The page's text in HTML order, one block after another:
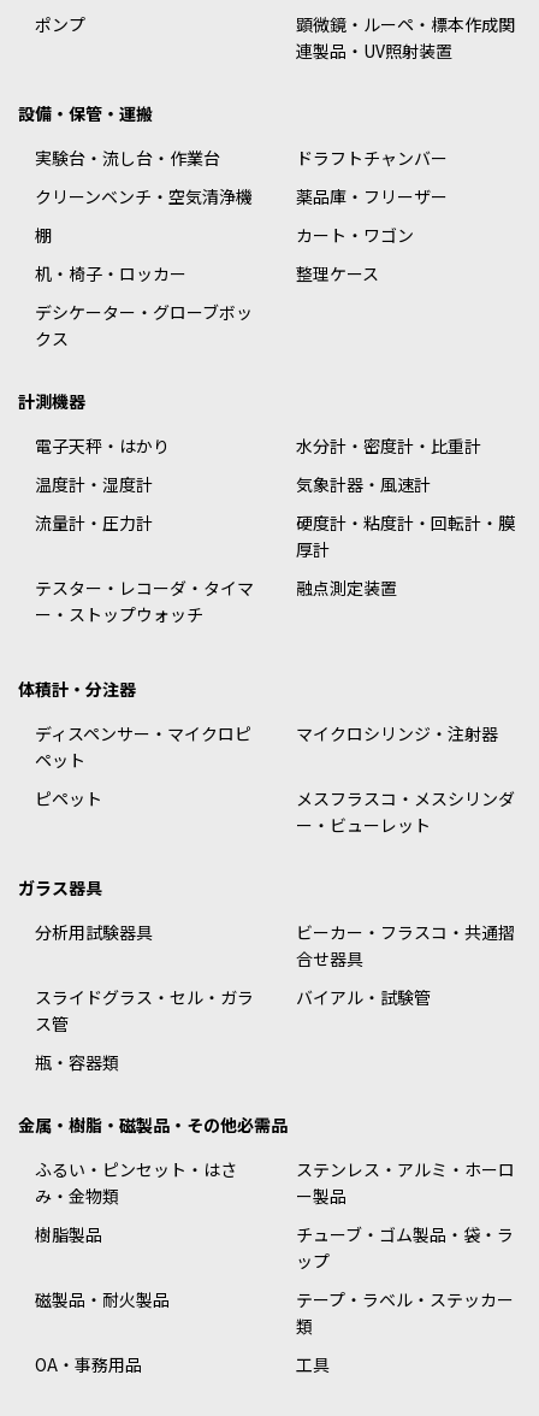
ポンプ
顕微鏡・ルーペ・標本作成関
連製品・UV照射装置
設備・保管・運搬
実験台・流し台・作業台
ドラフトチャンバー
クリーンベンチ・空気清浄機
薬品庫・フリーザー
棚
カート・ワゴン
机・椅子・ロッカー
整理ケース
デシケーター・グローブボッ
クス
計測機器
電子天秤・はかり
水分計・密度計・比重計
温度計・湿度計
気象計器・風速計
流量計・圧力計
硬度計・粘度計・回転計・膜
厚計
テスター・レコーダ・タイマ
ー・ストップウォッチ
融点測定装置
体積計・分注器
ディスペンサー・マイクロピ
ペット
マイクロシリンジ・注射器
ピペット
メスフラスコ・メスシリンダ
ー・ビューレット
ガラス器具
分析用試験器具
ビーカー・フラスコ・共通摺
合せ器具
スライドグラス・セル・ガラ
ス管
バイアル・試験管
瓶・容器類
金属・樹脂・磁製品・その他必需品
ふるい・ピンセット・はさ
み・金物類
ステンレス・アルミ・ホーロ
ー製品
樹脂製品
チューブ・ゴム製品・袋・ラ
ップ
磁製品・耐火製品
テープ・ラベル・ステッカー
類
OA・事務用品
工具